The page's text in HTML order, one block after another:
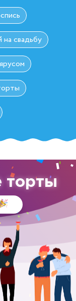
на свадьбу
торты